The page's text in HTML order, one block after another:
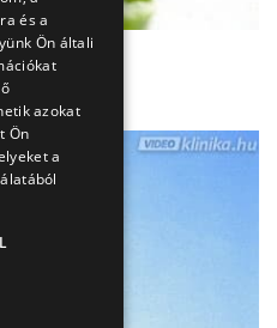
és a
Ön általi
azokat
Ön
a